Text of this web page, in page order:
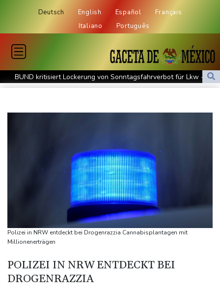
Deutsch English Español
Français
Italiano
Português
BUND kritisiert Lockerung von Sonntagsfahrverbot für Lkw - BDI
begrüßt es
BUND kritisiert Lockerung von Sonn- und Feiertagsfahrverbot für
Trump spricht nach Ballsaal-Urteil von "nationaler Schande"
Abholzung im Amazonas auf niedrigstem Stand seit einem
Frei: Über Beteiligung an AfD-Regierung entscheidet nicht CDU
in Sachsen-Anhalt
US-Senat stimmt für umfassendes Sanktionspaket gegen
Russland
Übergangslösungen
Ceuta-Andrang: EU fordert von Meta und Tiktok Vorgehen gegen
Polizei in NRW entdeckt bei Drogenrazzia Cannabisplantagen mit
Millionenerträgen
POLIZEI IN NRW ENTDECKT BEI
DROGENRAZZIA